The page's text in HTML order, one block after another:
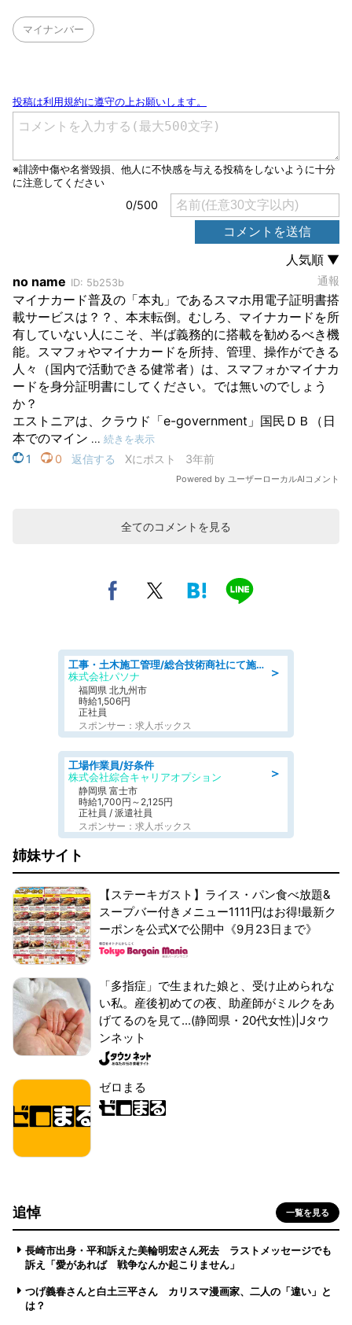
マイナンバー
全てのコメントを見る
＞
工事・土木施工管理/総合技術商社にて施工管理のお仕事/即日勤務可/車通勤可/工事・土木施工管理/生産・品質管理
株式会社パソナ
福岡県 北九州市
時給1,506円
正社員
スポンサー：求人ボックス
＞
工場作業員/好条件
株式会社綜合キャリアオプション
静岡県 富士市
時給1,700円～2,125円
正社員 / 派遣社員
スポンサー：求人ボックス
姉妹サイト
【ステーキガスト】ライス・パン食べ放題&
スープバー付きメニュー1111円はお得!最新ク
ーポンを公式Xで公開中《9月23日まで》
「多指症」で生まれた娘と、受け止められな
い私。産後初めての夜、助産師がミルクをあ
げてるのを見て...(静岡県・20代女性)|Jタウ
ンネット
ゼロまる
追悼 一覧を見る
長崎市出身・平和訴えた美輪明宏さん死去 ラストメッセージでも
訴え「愛があれば 戦争なんか起こりません」
つげ義春さんと白土三平さん カリスマ漫画家、二人の「違い」と
は？